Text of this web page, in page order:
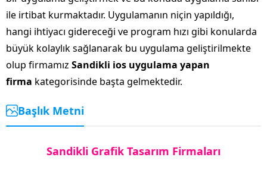
ile irtibat kurmaktadır. Uygulamanın niçin yapıldığı,
hangi ihtiyacı gidereceği ve program hızı gibi konularda
büyük kolaylık sağlanarak bu uygulama geliştirilmekte
olup firmamız Sandikli ios uygulama yapan
firma kategorisinde başta gelmektedir.
Başlık Metni
Sandikli Grafik Tasarım Firmaları